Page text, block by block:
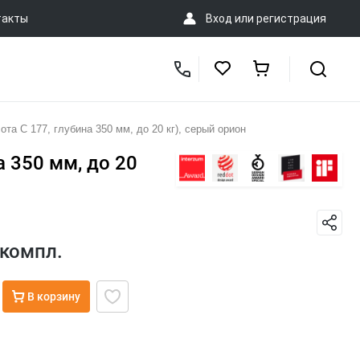
Вход или регистрация
C 177, глубина 350 мм, до 20 кг), серый орион
350 мм, до 20
В корзину